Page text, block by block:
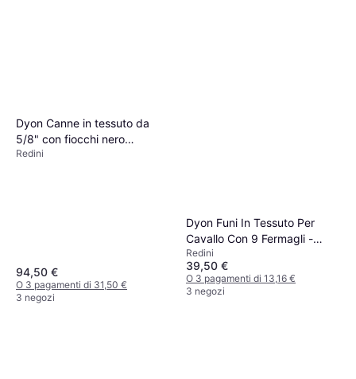
Dyon Canne in tessuto da
5/8" con fiocchi nero
marrone oliva marrone
Redini
94,50 €
O 3 pagamenti di 31,50 €
3 negozi
Dyon Funi In Tessuto Per
Cavallo Con 9 Fermagli -
Marrone
Redini
39,50 €
O 3 pagamenti di 13,16 €
3 negozi